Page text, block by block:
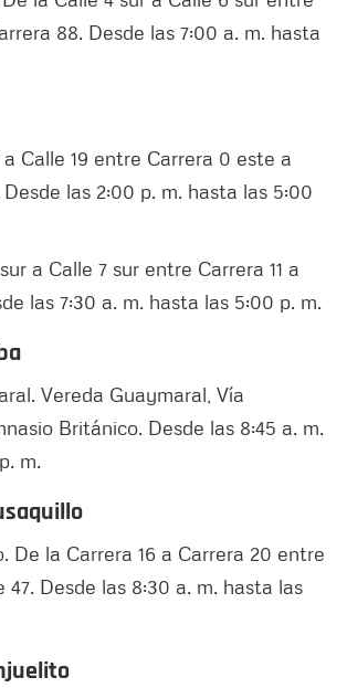
88. Desde las 7:00 a. m. hasta
a Calle 19 entre Carrera 0 este a
las 2:00 p. m. hasta las 5:00
a Calle 7 sur entre Carrera 11 a
las 7:30 a. m. hasta las 5:00 p. m.
Vereda Guaymaral, Vía
Británico. Desde las 8:45 a. m.
m.
De la Carrera 16 a Carrera 20 entre
47. Desde las 8:30 a. m. hasta las